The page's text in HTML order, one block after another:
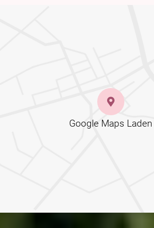
Google Maps Laden